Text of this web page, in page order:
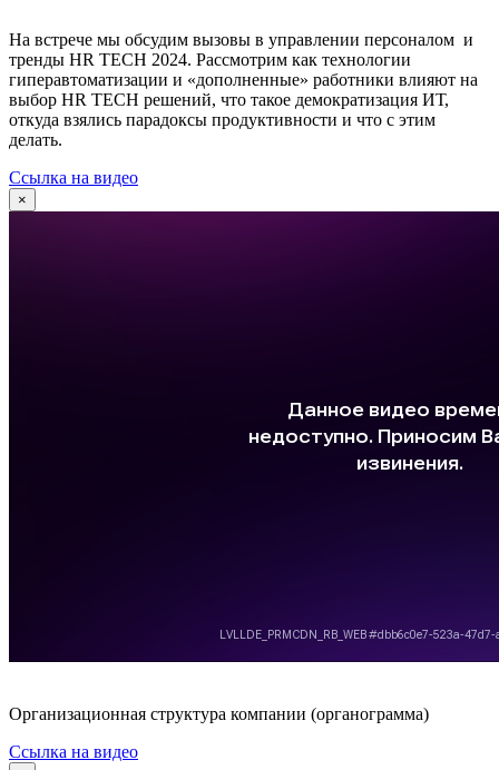
На встрече мы обсудим вызовы в управлении персоналом и
тренды HR TECH 2024. Рассмотрим как технологии
гиперавтоматизации и «дополненные» работники влияют на
выбор HR TECH решений, что такое демократизация ИТ,
откуда взялись парадоксы продуктивности и что с этим
делать.
Ссылка на видео
×
Организационная структура компании (органограмма)
Ссылка на видео